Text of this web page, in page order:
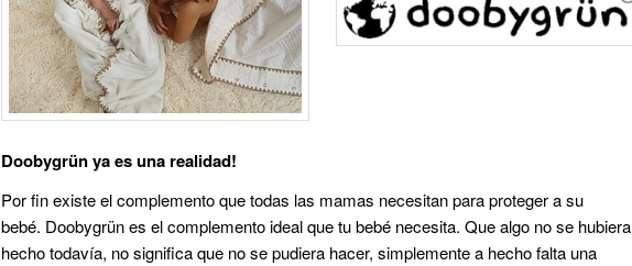
Doobygrün ya es una realidad!
Por fin existe el complemento que todas las mamas necesitan para proteger a su
bebé. Doobygrün es el complemento ideal que tu bebé necesita. Que algo no se hubiera
hecho todavía, no significa que no se pudiera hacer, simplemente a hecho falta una